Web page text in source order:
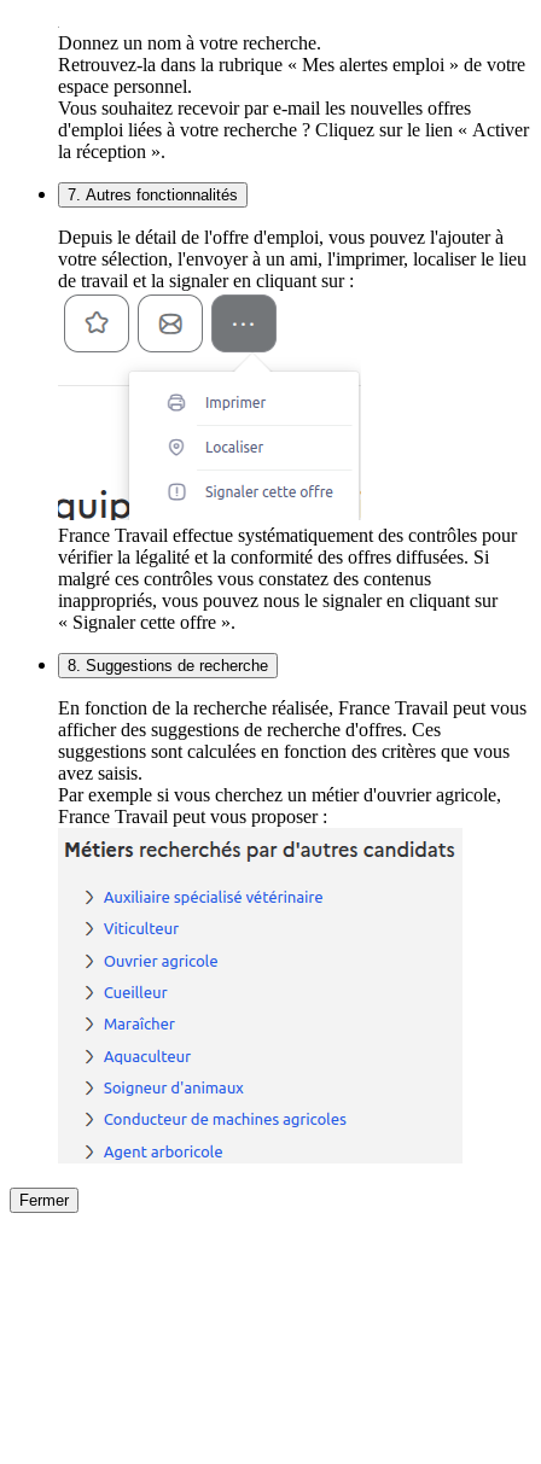
Donnez un nom à votre recherche.
Retrouvez-la dans la rubrique « Mes alertes emploi » de votre
espace personnel.
Vous souhaitez recevoir par e-mail les nouvelles offres
d'emploi liées à votre recherche ? Cliquez sur le lien « Activer
la réception ».
7. Autres fonctionnalités
Depuis le détail de l'offre d'emploi, vous pouvez l'ajouter à
votre sélection, l'envoyer à un ami, l'imprimer, localiser le lieu
de travail et la signaler en cliquant sur :
France Travail effectue systématiquement des contrôles pour
vérifier la légalité et la conformité des offres diffusées. Si
malgré ces contrôles vous constatez des contenus
inappropriés, vous pouvez nous le signaler en cliquant sur
« Signaler cette offre ».
8. Suggestions de recherche
En fonction de la recherche réalisée, France Travail peut vous
afficher des suggestions de recherche d'offres. Ces
suggestions sont calculées en fonction des critères que vous
avez saisis.
Par exemple si vous cherchez un métier d'ouvrier agricole,
France Travail peut vous proposer :
Fermer